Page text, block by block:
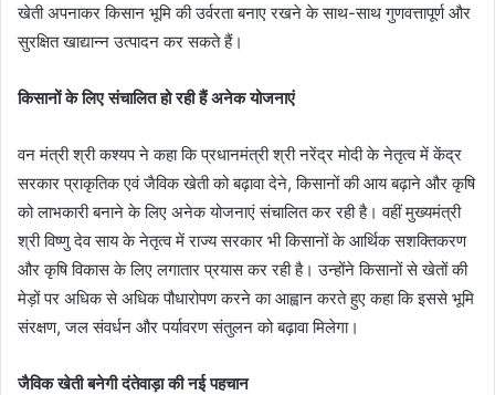
खेती अपनाकर किसान भूमि की उर्वरता बनाए रखने के साथ-साथ गुणवत्तापूर्ण और
सुरक्षित खाद्यान्न उत्पादन कर सकते हैं।
किसानों के लिए संचालित हो रही हैं अनेक योजनाएं
वन मंत्री श्री कश्यप ने कहा कि प्रधानमंत्री श्री नरेंद्र मोदी के नेतृत्व में केंद्र
सरकार प्राकृतिक एवं जैविक खेती को बढ़ावा देने, किसानों की आय बढ़ाने और कृषि
को लाभकारी बनाने के लिए अनेक योजनाएं संचालित कर रही है। वहीं मुख्यमंत्री
श्री विष्णु देव साय के नेतृत्व में राज्य सरकार भी किसानों के आर्थिक सशक्तिकरण
और कृषि विकास के लिए लगातार प्रयास कर रही है। उन्होंने किसानों से खेतों की
मेड़ों पर अधिक से अधिक पौधारोपण करने का आह्वान करते हुए कहा कि इससे भूमि
संरक्षण, जल संवर्धन और पर्यावरण संतुलन को बढ़ावा मिलेगा।
जैविक खेती बनेगी दंतेवाड़ा की नई पहचान